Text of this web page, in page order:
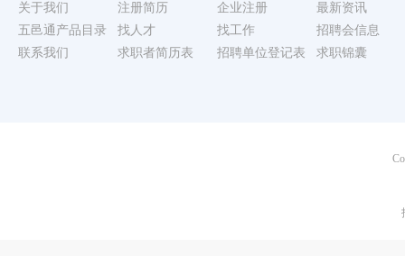
关于我们
五邑通产品目录
联系我们
注册简历
找人才
求职者简历表
企业注册
找工作
招聘单位登记表
最新资讯
招聘会信息
求职锦囊